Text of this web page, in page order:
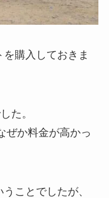
購入しておきま
た。
ぜか料金が高かっ
ことでしたが、